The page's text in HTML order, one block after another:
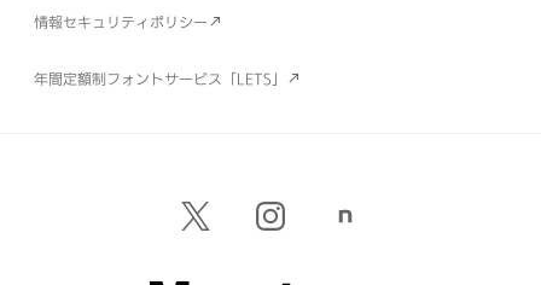
情報セキュリティポリシー
年間定額制フォントサービス「LETS」